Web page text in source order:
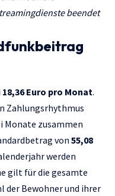
beendet
18,36 Euro pro Monat.
Zahlungsrhythmus
Monate zusammen
von 55,08
werden
gilt für die gesamte
der Bewohner und ihrer